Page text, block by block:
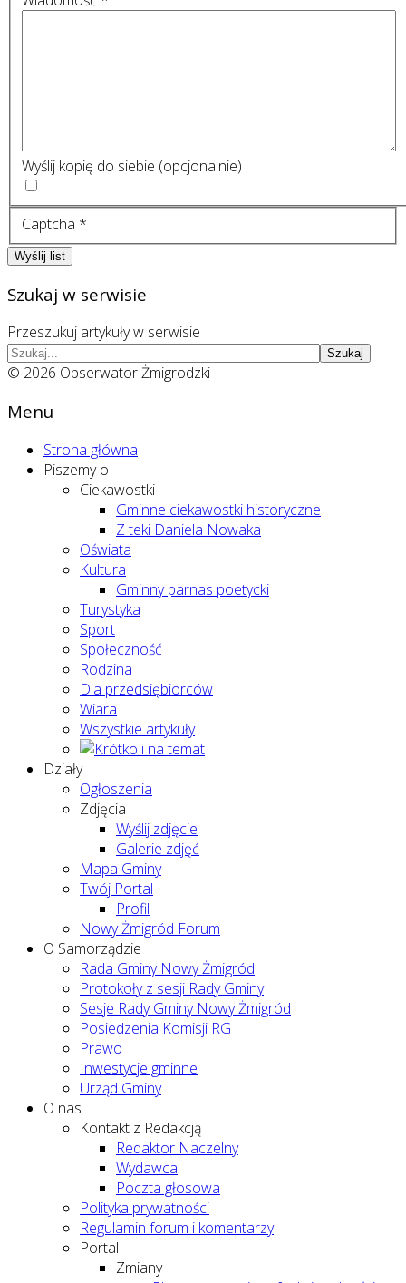
Wyślij kopię do siebie (opcjonalnie)
Captcha *
Wyślij list
Szukaj w serwisie
Przeszukuj artykuły w serwisie
Szukaj
© 2026 Obserwator Żmigrodzki
Menu
Strona główna
Piszemy o
Ciekawostki
Gminne ciekawostki historyczne
Z teki Daniela Nowaka
Oświata
Kultura
Gminny parnas poetycki
Turystyka
Sport
Społeczność
Rodzina
Dla przedsiębiorców
Wiara
Wszystkie artykuły
Działy
Ogłoszenia
Zdjęcia
Wyślij zdjęcie
Galerie zdjęć
Mapa Gminy
Twój Portal
Profil
Nowy Żmigród Forum
O Samorządzie
Rada Gminy Nowy Żmigród
Protokoły z sesji Rady Gminy
Sesje Rady Gminy Nowy Żmigród
Posiedzenia Komisji RG
Prawo
Inwestycje gminne
Urząd Gminy
O nas
Kontakt z Redakcją
Redaktor Naczelny
Wydawca
Poczta głosowa
Polityka prywatności
Regulamin forum i komentarzy
Portal
Zmiany